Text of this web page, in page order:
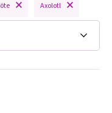
Axolotl